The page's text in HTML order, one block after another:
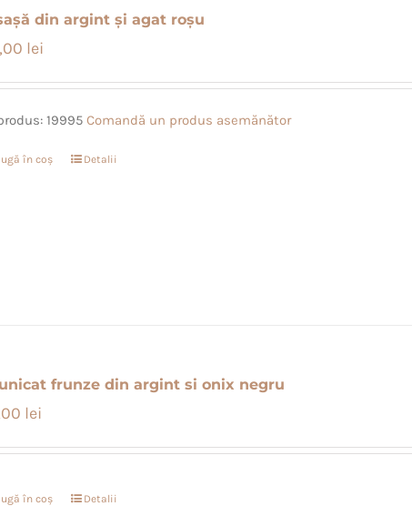
din argint și agat roșu
lei
19995Comandă un produs asemănător
în coș Detalii
frunze din argint si onix negru
lei
în coș Detalii